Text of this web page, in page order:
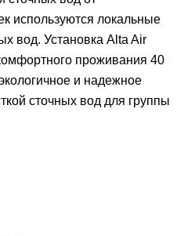
используются локальные
вод. Установка Alta Air
проживания 40
и надежное
сточных вод для группы